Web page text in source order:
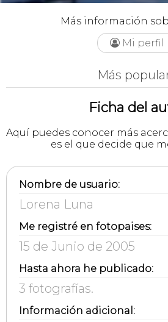
Más información
 Mi perfil
Más
Ficha del
Aquí puedes conocer más
es el que decide que
Nombre de usuario:
Lorena Luna
Me registré en fotopaises:
15 de Junio de 2005
Hasta ahora he publicado:
3 fotografías.
Información adicional: